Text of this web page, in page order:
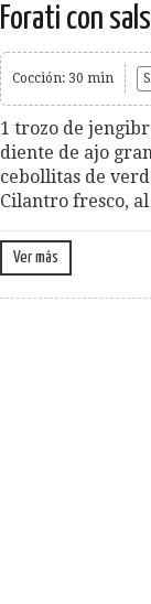
Forati con
Cocción: 30 min
1 trozo de
diente de ajo
cebollitas de
Cilantro fresco, al
Ver más